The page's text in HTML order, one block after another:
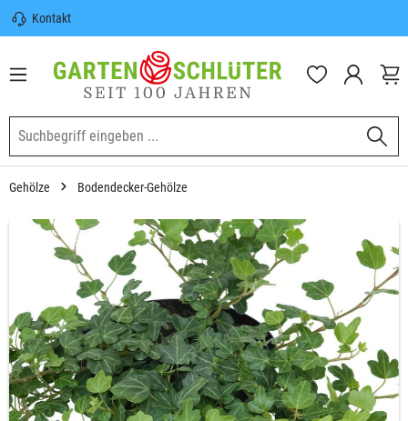
springen
Kontakt
Sicherer Versand | Versandkostenfrei
(DE) ab 100€
Garten-Schlüter Anwachsgarantie
Gehölze Bodendecker-Gehölze